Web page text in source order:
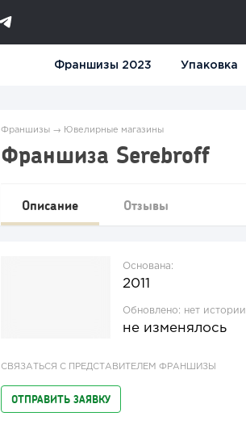
Франшизы 2023 Упаковка
Франшизы → Ювелирные магазины
Франшиза Serebroff
Описание Отзывы
Основана:
2011
Обновлено: нет истории
не изменялось
СВЯЗАТЬСЯ С ПРЕДСТАВИТЕЛЕМ ФРАНШИЗЫ
ОТПРАВИТЬ ЗАЯВКУ